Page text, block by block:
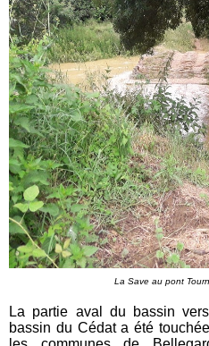
La Save au pont
La partie aval du bassin
bassin du Cédat a été